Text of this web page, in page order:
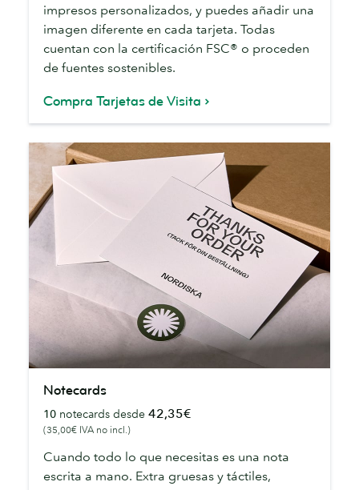
impresos personalizados, y puedes añadir una
imagen diferente en cada tarjeta. Todas
cuentan con la certificación FSC® o proceden
de fuentes sostenibles.
Compra Tarjetas de Visita
Notecards
10 notecards desde 42,35€
(35,00€ IVA no incl.)
Cuando todo lo que necesitas es una nota
escrita a mano. Extra gruesas y táctiles,